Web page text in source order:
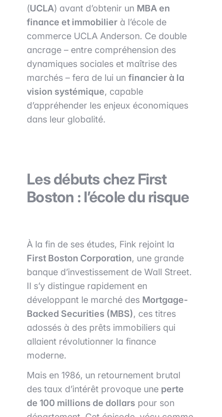
(UCLA) avant d’obtenir un MBA en
finance et immobilier à l’école de
commerce UCLA Anderson. Ce double
ancrage – entre compréhension des
dynamiques sociales et maîtrise des
marchés – fera de lui un financier à la
vision systémique, capable
d’appréhender les enjeux économiques
dans leur globalité.
Les débuts chez First
Boston : l’école du risque
À la fin de ses études, Fink rejoint la
First Boston Corporation, une grande
banque d’investissement de Wall Street.
Il s’y distingue rapidement en
développant le marché des Mortgage-
Backed Securities (MBS), ces titres
adossés à des prêts immobiliers qui
allaient révolutionner la finance
moderne.
Mais en 1986, un retournement brutal
des taux d’intérêt provoque une perte
de 100 millions de dollars pour son